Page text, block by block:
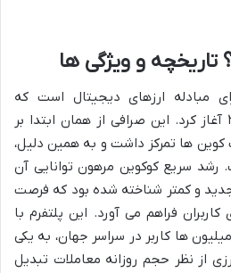
مبادله ارزهای دیجیتال است که
فعالیت خود را در سال ۲۰۱۷ آغاز کرد. این صرافی از همان ابتدا بر
کوین ها تمرکز داشت و به همین دلیل،
سریع کوکوین مرهون توانایی آن
و کمتر شناخته شده بود که فرصت
فراهم می آورد. این پلتفرم با
ها کاربر در سراسر جهان، به یکی
از نظر حجم روزانه معاملات تبدیل